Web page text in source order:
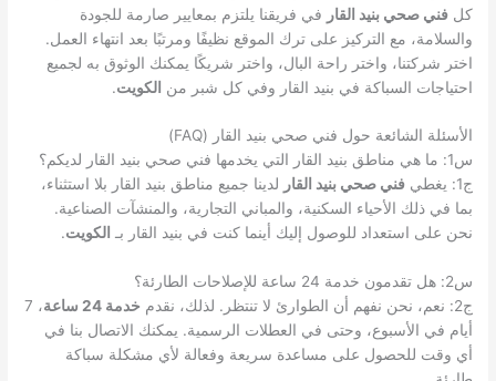
كلفني صحي بنيد القار في فريقنا يلتزم بمعايير صارمة للجودة
والسلامة، مع التركيز على ترك الموقع نظيفًا ومرتبًا بعد انتهاء العمل.
اختر شركتنا، واختر راحة البال، واختر شريكًا يمكنك الوثوق به لجميع
احتياجات السباكة في بنيد القار وفي كل شبر من الكويت.
الأسئلة الشائعة حول فني صحي بنيد القار (FAQ)
س1: ما هي مناطق بنيد القار التي يخدمها فني صحي بنيد القار لديكم؟
ج1: يغطي
فني صحي بنيد القار لدينا جميع مناطق بنيد القار بلا استثناء،
بما في ذلك الأحياء السكنية، والمباني التجارية، والمنشآت الصناعية.
نحن على استعداد للوصول إليك أينما كنت في بنيد القار بـ الكويت.
س2: هل تقدمون خدمة 24 ساعة للإصلاحات الطارئة؟
ج2: نعم، نحن نفهم أن الطوارئ لا تنتظر. لذلك، نقدم
خدمة 24 ساعة
، 7
أيام في الأسبوع، وحتى في العطلات الرسمية. يمكنك الاتصال بنا في
أي وقت للحصول على مساعدة سريعة وفعالة لأي مشكلة سباكة